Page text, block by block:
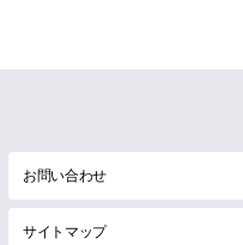
お問い合わせ
サイトマップ